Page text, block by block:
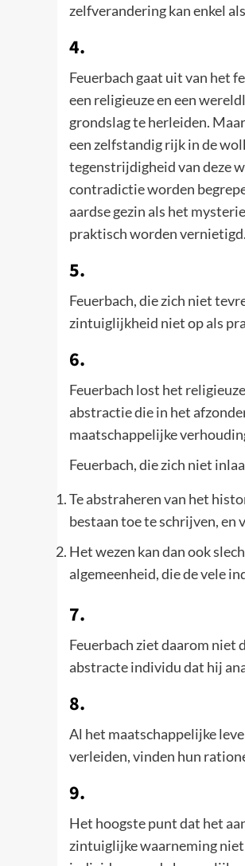
zelfverandering kan enkel als
4.
Feuerbach gaat uit van het
een religieuze en een
grondslag te herleiden.
een zelfstandig rijk in de
tegenstrijdigheid van deze
contradictie worden
aardse gezin als het
praktisch worden vernietigd.
5.
Feuerbach, die zich niet
zintuiglijkheid niet op als
6.
Feuerbach lost het
abstractie die in het
maatschappelijke
Feuerbach, die zich niet
Te abstraheren van het
bestaan toe te schrijven, en
Het wezen kan dan ook
algemeenheid, die de vele
7.
Feuerbach ziet daarom niet
abstracte individu dat hij
8.
Al het maatschappelijke
verleiden, vinden hun
9.
Het hoogste punt dat het
zintuiglijke waarneming